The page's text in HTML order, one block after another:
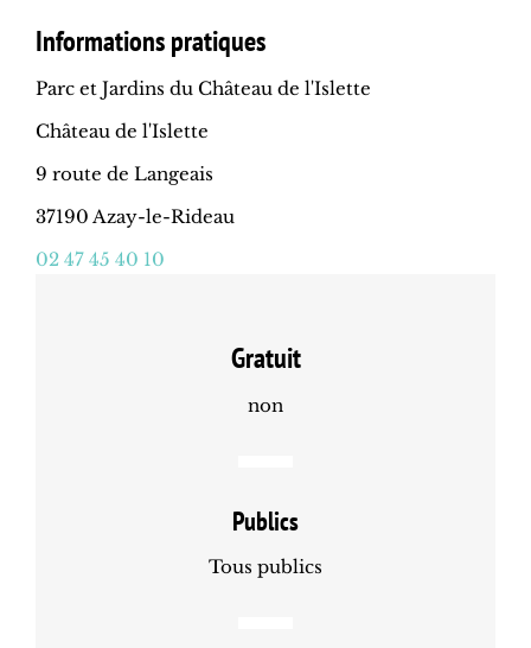
Informations pratiques
Parc et Jardins du Château de l'Islette
Château de l'Islette
9 route de Langeais
37190 Azay-le-Rideau
02 47 45 40 10
Gratuit
non
Publics
Tous publics